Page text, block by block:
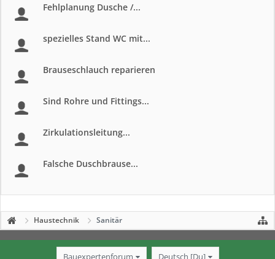
Fehlplanung Dusche /...
spezielles Stand WC mit...
Brauseschlauch reparieren
Sind Rohre und Fittings...
Zirkulationsleitung...
Falsche Duschbrause...
Haustechnik Sanitär
Bauexpertenforum Deutsch [Du]